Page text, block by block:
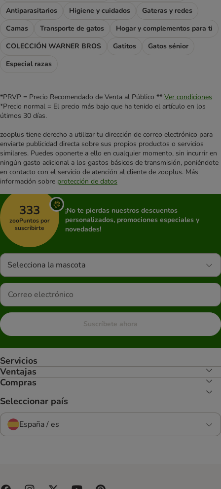
Antiparasitarios
Higiene y cuidados
Gateras y redes
Camas
Transporte de gatos
Hogar y complementos para ti
COLECCIÓN WARNER BROS
Gatitos
Gatos sénior
Especial razas
*PRVP = Precio Recomendado de Venta al Público ** Ver condiciones
*Precio normal = El precio más bajo que ha tenido el artículo en los
útimos 30 días.
zooplus tiene derecho a utilizar tu dirección de correo electrónico para
enviarte publicidad directa sobre sus propios productos o servicios
similares. Puedes oponerte a ello en cualquier momento, sin incurrir en
ningún gasto adicional a los gastos básicos de transmisión, poniéndote
en contacto con el servicio de atención al cliente de zooplus. Más
información sobre protección de datos
333
zooPuntos por
suscribirte
¡No te pierdas nuestros descuentos
personalizados, promociones especiales y
novedades!
Selecciona la mascota
Suscríbete ahora
Servicios
Ventajas
Compras
Seleccionar país
España / es